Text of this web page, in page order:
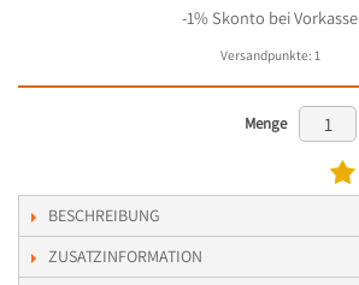
-1% Skonto bei Vorkasse
Versandpunkte: 1
Menge
BESCHREIBUNG
ZUSATZINFORMATION